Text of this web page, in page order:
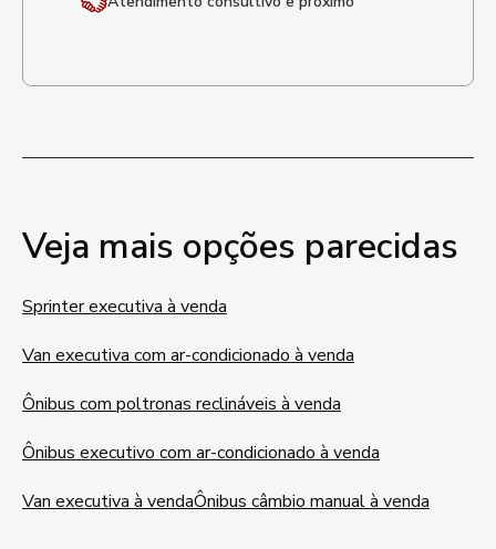
Veja mais opções parecidas
Sprinter executiva à venda
Van executiva com ar-condicionado à venda
Ônibus com poltronas reclináveis à venda
Ônibus executivo com ar-condicionado à venda
Van executiva à vendaÔnibus câmbio manual à venda